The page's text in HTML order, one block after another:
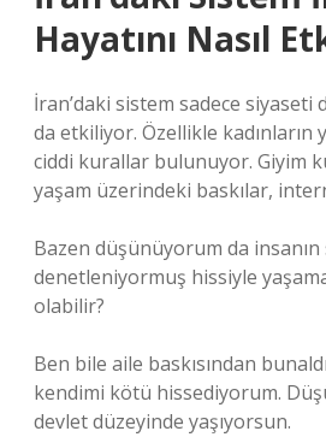
Hayatını Nasıl
İran’daki sistem sadece siyaseti
da etkiliyor. Özellikle kadınların
ciddi kurallar bulunuyor. Giyim
yaşam üzerindeki baskılar,
Bazen düşünüyorum da
denetleniyormuş hissiyle
olabilir?
Ben bile aile baskısından
kendimi kötü hissediyorum.
devlet düzeyinde yaşıyorsun.